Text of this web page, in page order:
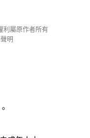
利屬原作者所有
明